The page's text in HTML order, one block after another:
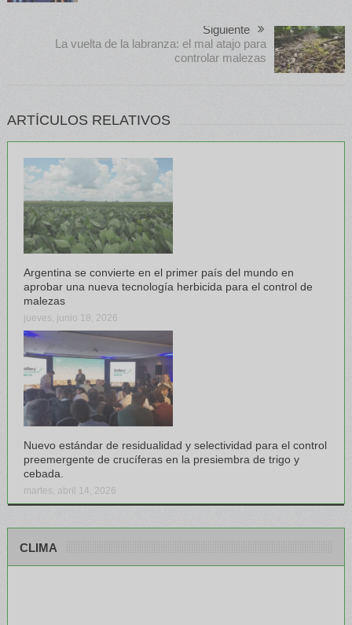
Siguiente
La vuelta de la labranza: el mal atajo para
controlar malezas
ARTÍCULOS RELATIVOS
Argentina se convierte en el primer país del mundo en
aprobar una nueva tecnología herbicida para el control de
malezas
jueves, junio 18, 2026
Nuevo estándar de residualidad y selectividad para el control
preemergente de crucíferas en la presiembra de trigo y
cebada.
martes, abril 14, 2026
CLIMA